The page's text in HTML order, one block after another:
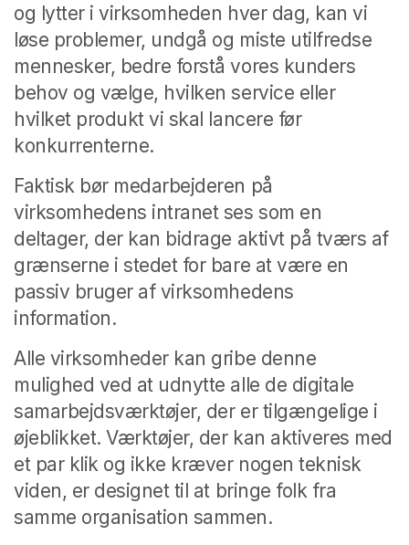
og lytter i virksomheden hver dag, kan vi
løse problemer, undgå og miste utilfredse
mennesker, bedre forstå vores kunders
behov og vælge, hvilken service eller
hvilket produkt vi skal lancere før
konkurrenterne.
Faktisk bør medarbejderen på
virksomhedens intranet ses som en
deltager, der kan bidrage aktivt på tværs af
grænserne i stedet for bare at være en
passiv bruger af virksomhedens
information.
Alle virksomheder kan gribe denne
mulighed ved at udnytte alle de digitale
samarbejdsværktøjer, der er tilgængelige i
øjeblikket. Værktøjer, der kan aktiveres med
et par klik og ikke kræver nogen teknisk
viden, er designet til at bringe folk fra
samme organisation sammen.